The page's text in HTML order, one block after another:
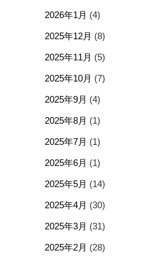
2026年1月 (4)
2025年12月 (8)
2025年11月 (5)
2025年10月 (7)
2025年9月 (4)
2025年8月 (1)
2025年7月 (1)
2025年6月 (1)
2025年5月 (14)
2025年4月 (30)
2025年3月 (31)
2025年2月 (28)